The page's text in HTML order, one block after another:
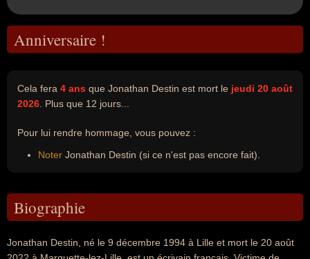
Anniversaire !
Cela fera 4 ans que Jonathan Destin est mort le jeudi 20 août
2026 . Plus que 12 jours...
Pour lui rendre hommage, vous pouvez :
Noter Jonathan Destin (si ce n'est pas encore fait).
Biographie
Jonathan Destin, né le 9 décembre 1994 à Lille et mort le 20 août